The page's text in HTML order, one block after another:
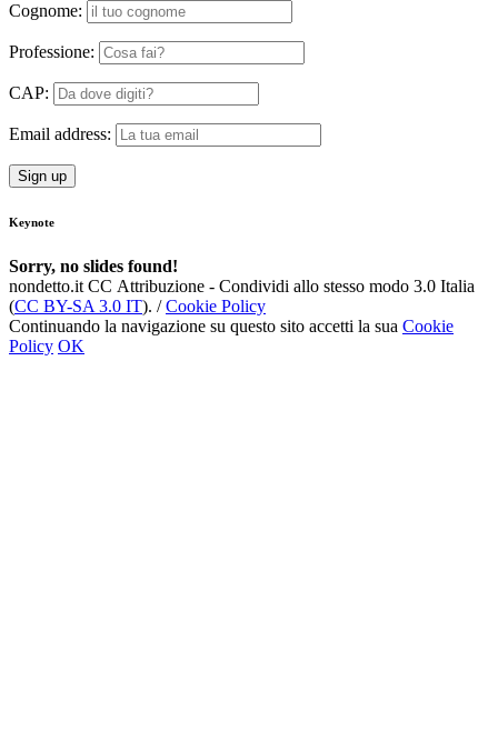
Cognome:
Professione:
CAP:
Email address:
Keynote
Sorry, no slides found!
nondetto.it CC Attribuzione - Condividi allo stesso modo 3.0 Italia
(CC BY-SA 3.0 IT). /Cookie Policy
Continuando la navigazione su questo sito accetti la sua Cookie
Policy OK